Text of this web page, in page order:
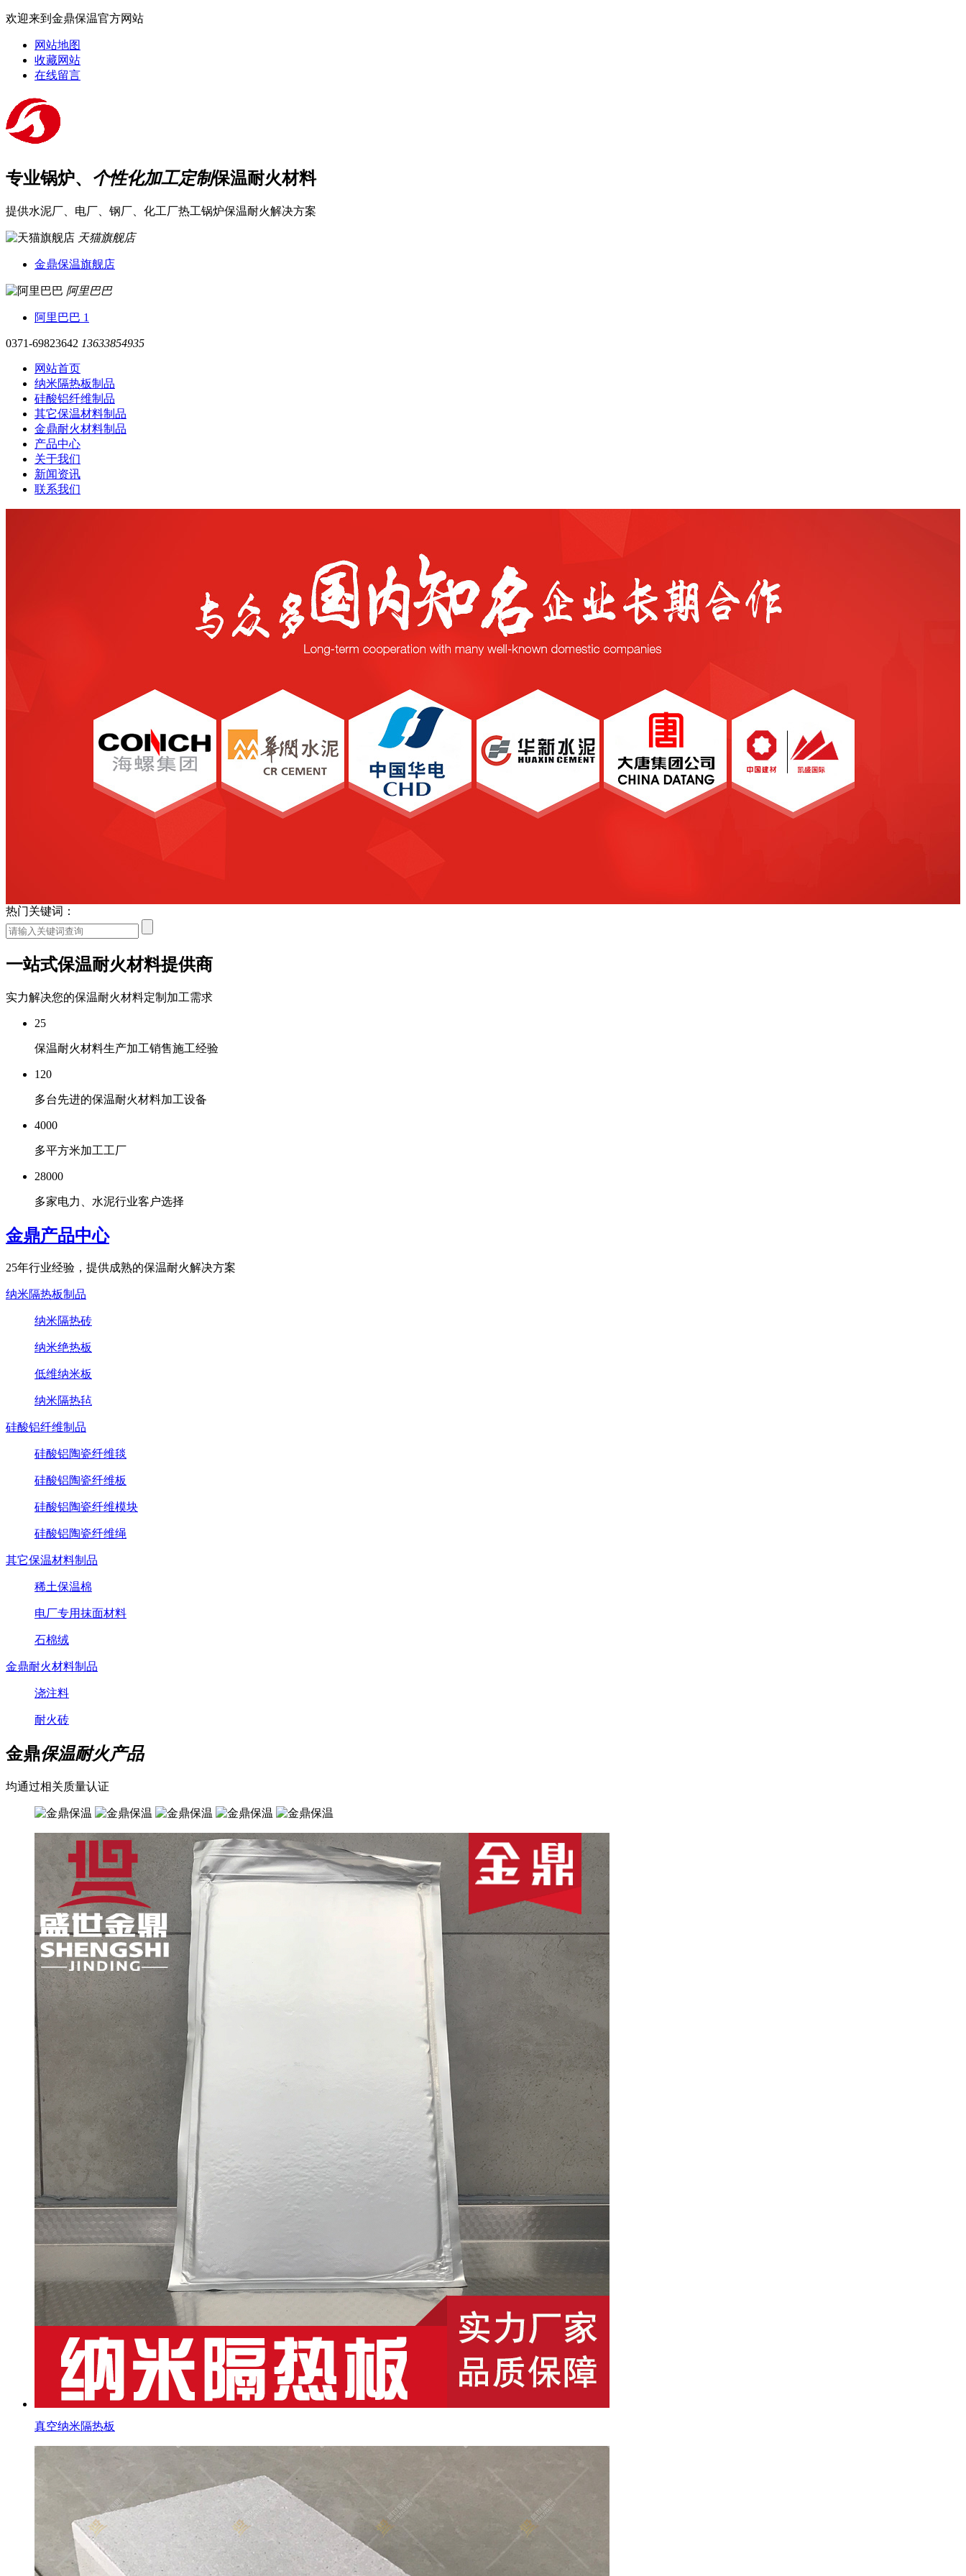
欢迎来到金鼎保温官方网站
网站地图
收藏网站
在线留言
专业锅炉、 个性化加工定制保温耐火材料
提供水泥厂、电厂、钢厂、化工厂热工锅炉保温耐火解决方案
天猫旗舰店
金鼎保温旗舰店
阿里巴巴
阿里巴巴 1
0371-69823642 13633854935
网站首页
纳米隔热板制品
硅酸铝纤维制品
其它保温材料制品
金鼎耐火材料制品
产品中心
关于我们
新闻资讯
联系我们
热门关键词：
一站式保温耐火材料提供商
实力解决您的保温耐火材料定制加工需求
25
保温耐火材料生产加工销售施工经验
120
多台先进的保温耐火材料加工设备
4000
多平方米加工工厂
28000
多家电力、水泥行业客户选择
金鼎产品中心
25年行业经验，提供成熟的保温耐火解决方案
纳米隔热板制品
纳米隔热砖
纳米绝热板
低维纳米板
纳米隔热毡
硅酸铝纤维制品
硅酸铝陶瓷纤维毯
硅酸铝陶瓷纤维板
硅酸铝陶瓷纤维模块
硅酸铝陶瓷纤维绳
其它保温材料制品
稀土保温棉
电厂专用抹面材料
石棉绒
金鼎耐火材料制品
浇注料
耐火砖
金鼎保温耐火产品
均通过相关质量认证
真空纳米隔热板